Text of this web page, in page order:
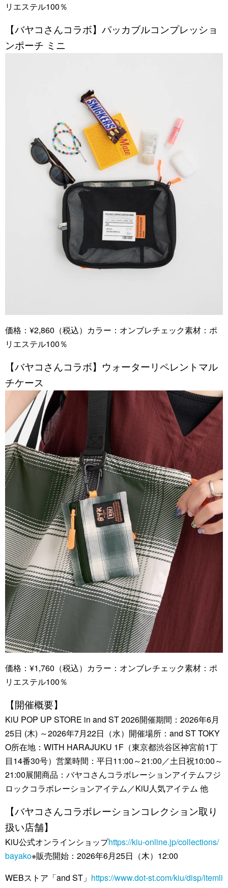
リエステル100％
【バヤコさんコラボ】パッカブルコンプレッショ
ンポーチ ミニ
価格：¥2,860（税込）カラー：オンブレチェック素材：ポ
リエステル100％
【バヤコさんコラボ】ウォーターリペレントマル
チケース
価格：¥1,760（税込）カラー：オンブレチェック素材：ポ
リエステル100％
【開催概要】
KiU POP UP STORE in and ST 2026開催期間：2026年6月
25日 (木) ～2026年7月22日（水）開催場所：and ST TOKY
O所在地：WITH HARAJUKU 1F（東京都渋谷区神宮前1丁
目14番30号）営業時間：平日11:00～21:00／土日祝10:00～
21:00展開商品：バヤコさんコラボレーションアイテムフジ
ロックコラボレーションアイテム／KiU人気アイテム 他
【バヤコさんコラボレーションコレクション取り
扱い店舗】
KiU公式オンラインショップhttps://kiu-online.jp/collections/
bayako※販売開始：2026年6月25日（木）12:00
WEBストア「and ST」 https://www.dot-st.com/kiu/disp/itemli